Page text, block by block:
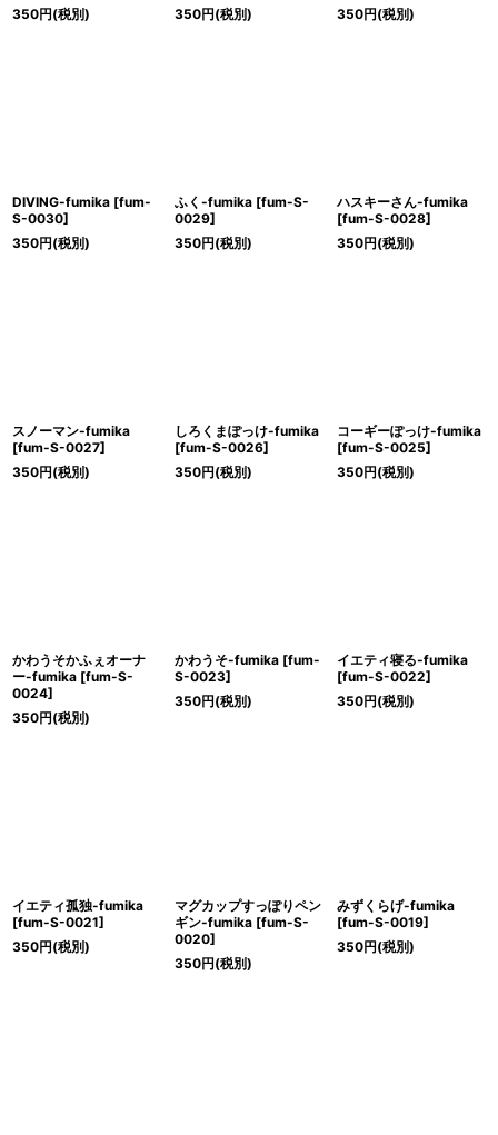
350円(税別)
350円(税別)
350円(税別)
DIVING-fumika [fum-
S-0030]
350円(税別)
ふく-fumika [fum-S-
0029]
350円(税別)
ハスキーさん-fumika
[fum-S-0028]
350円(税別)
スノーマン-fumika
[fum-S-0027]
350円(税別)
しろくまぽっけ-fumika
[fum-S-0026]
350円(税別)
コーギーぽっけ-fumika
[fum-S-0025]
350円(税別)
かわうそかふぇオーナ
ー-fumika [fum-S-
0024]
350円(税別)
かわうそ-fumika [fum-
S-0023]
350円(税別)
イエティ寝る-fumika
[fum-S-0022]
350円(税別)
イエティ孤独-fumika
[fum-S-0021]
350円(税別)
マグカップすっぽりペン
ギン-fumika [fum-S-
0020]
350円(税別)
みずくらげ-fumika
[fum-S-0019]
350円(税別)